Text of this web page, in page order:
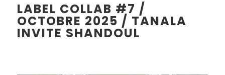
LABEL COLLAB #7 /
OCTOBRE 2025 / TANALA
INVITE SHANDOUL